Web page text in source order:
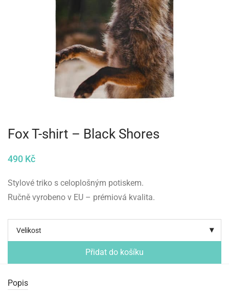
Fox T-shirt – Black Shores
490 Kč
Stylové triko s celoplošným potiskem.
Ručně vyrobeno v EU – prémiová kvalita.
Velikost
Přidat do košíku
Popis